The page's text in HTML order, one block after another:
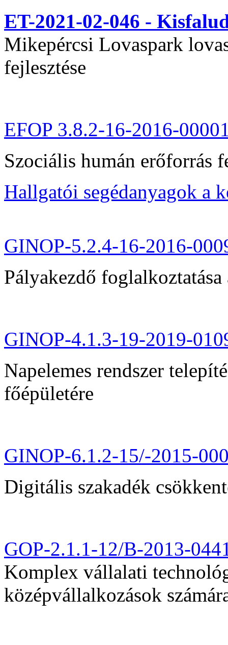
ET-2021-02-046 -
Mikepércsi Lovaspark
fejlesztése
EFOP 3.8.2-16-2016-
Szociális humán erőforrás
Hallgatói segédanyagok a
GINOP-5.2.4-16-2016-
Pályakezdő
GINOP-4.1.3-19-2019-
Napelemes rendszer
főépületére
GINOP-6.1.2-15/-2015-
Digitális szakadék
GOP-2.1.1-12/B-2013-
Komplex vállalati
középvállalkozások